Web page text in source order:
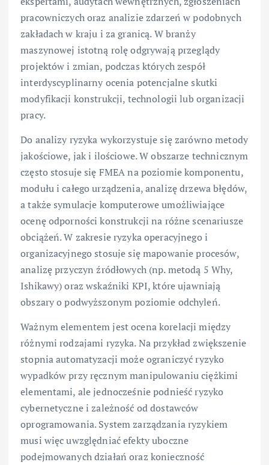
pracowniczych oraz analizie zdarzeń w podobnych
zakładach w kraju i za granicą. W branży
maszynowej istotną rolę odgrywają przeglądy
projektów i zmian, podczas których zespół
interdyscyplinarny ocenia potencjalne skutki
modyfikacji konstrukcji, technologii lub organizacji
pracy.
Do analizy ryzyka wykorzystuje się zarówno metody
jakościowe, jak i ilościowe. W obszarze technicznym
często stosuje się FMEA na poziomie komponentu,
modułu i całego urządzenia, analizę drzewa błędów,
a także symulacje komputerowe umożliwiające
ocenę odporności konstrukcji na różne scenariusze
obciążeń. W zakresie ryzyka operacyjnego i
organizacyjnego stosuje się mapowanie procesów,
analizę przyczyn źródłowych (np. metodą 5 Why,
Ishikawy) oraz wskaźniki KPI, które ujawniają
obszary o podwyższonym poziomie odchyleń.
Ważnym elementem jest ocena korelacji między
różnymi rodzajami ryzyka. Na przykład zwiększenie
stopnia automatyzacji może ograniczyć ryzyko
wypadków przy ręcznym manipulowaniu ciężkimi
elementami, ale jednocześnie podnieść ryzyko
cybernetyczne i zależność od dostawców
oprogramowania. System zarządzania ryzykiem
musi więc uwzględniać efekty uboczne
podejmowanych działań oraz konieczność